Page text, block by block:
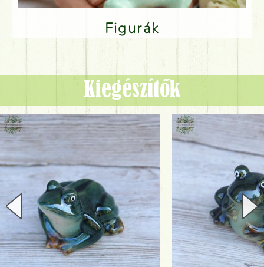
Figurák
Kiegészítők